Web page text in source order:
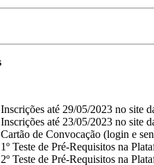
até 29/05/2023 no site
até 23/05/2023 no site
de Convocação (login e
Teste de Pré-Requisitos na
Teste de Pré-Requisitos na